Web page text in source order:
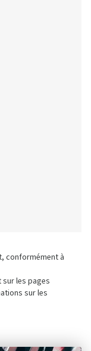
conformément à
les pages
sur les